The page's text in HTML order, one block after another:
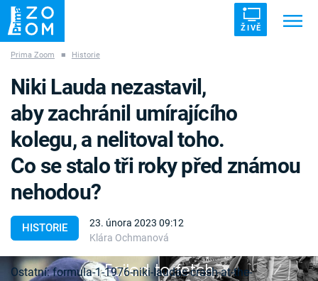
ŽIVĚ
ZÁHADY VETŘELCI DÁVNOVĚKU
Témata
Témata
Pořady
Prima Zoom ■ Historie
HISTORIE
23. února 2023 09:12
Klára Ochmanová
Niki Lauda nezastavil,
aby zachránil umírajícího
kolegu, a nelitoval toho.
Co se stalo tři roky před známou
nehodou?
Failed to fetch
Ostatní: formula-1-1976-niki-laudas-crash-at-the-